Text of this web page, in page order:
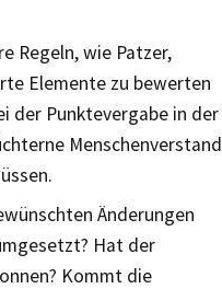
Regeln, wie Patzer,
Elemente zu bewerten
der Punktevergabe in der
Menschenverstand
Änderungen
Hat der
Kommt die